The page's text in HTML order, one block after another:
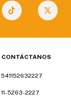
CONTÁCTANOS
541152632227
11-5263-2227